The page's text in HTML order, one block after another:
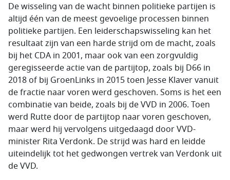
De wisseling van de wacht binnen politieke partijen is
altijd één van de meest gevoelige processen binnen
politieke partijen. Een leiderschapswisseling kan het
resultaat zijn van een harde strijd om de macht, zoals
bij het CDA in 2001, maar ook van een zorgvuldig
geregisseerde actie van de partijtop, zoals bij D66 in
2018 of bij GroenLinks in 2015 toen Jesse Klaver vanuit
de fractie naar voren werd geschoven. Soms is het een
combinatie van beide, zoals bij de VVD in 2006. Toen
werd Rutte door de partijtop naar voren geschoven,
maar werd hij vervolgens uitgedaagd door VVD-
minister Rita Verdonk. De strijd was hard en leidde
uiteindelijk tot het gedwongen vertrek van Verdonk uit
de VVD.